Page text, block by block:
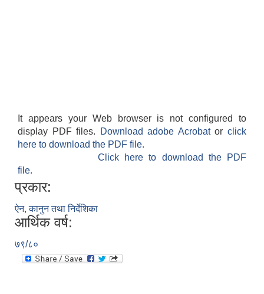
It appears your Web browser is not configured to
display PDF files.
Download adobe Acrobatorclick
here to download the PDF file.
Click here to download the PDF
file.
प्रकार:
ऐन, कानुन तथा निर्देशिका
आर्थिक वर्ष:
७९/८०